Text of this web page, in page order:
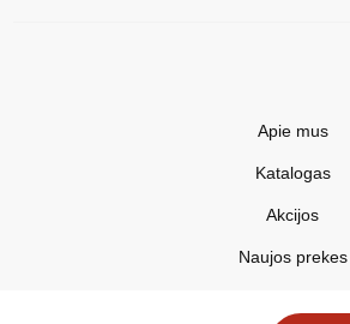
Apie mus
Katalogas
Akcijos
Naujos prekes